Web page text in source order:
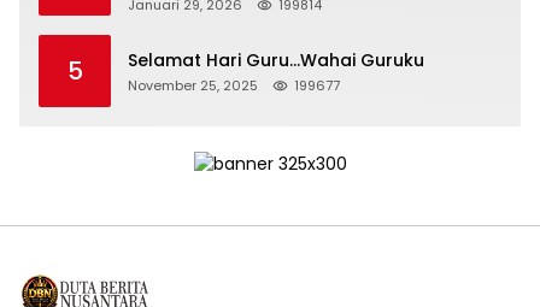
Januari 29, 2026 199814
5 Selamat Hari Guru…Wahai Guruku
November 25, 2025 199677